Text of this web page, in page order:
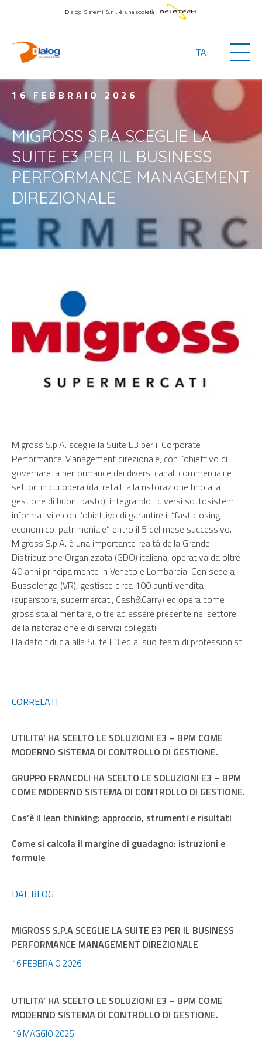
Dialog Sistemi S.r.l. è una società
ITA
16 FEBBRAIO 2026
MIGROSS S.P.A SCEGLIE LA
SUITE E3 PER IL BUSINESS
PERFORMANCE MANAGEMENT
DIREZIONALE
Migross S.p.A. sceglie la Suite E3 per il Corporate
Performance Management direzionale, con l’obiettivo di
governare la performance dei diversi canali commerciali e
settori in cui opera (dal retail alla ristorazione fino alla
gestione di buoni pasto), integrando i diversi sottosistemi
informativi e con l’obiettivo di garantire il “fast closing
economico-patrimoniale” entro il 5 del mese successivo.
Migross S.p.A. è una importante realtà della Grande
Distribuzione Organizzata (GDO) italiana, operativa da oltre
40 anni principalmente in Veneto e Lombardia. Con sede a
Bussolengo (VR), gestisce circa 100 punti vendita
(superstore, supermercati, Cash&Carry) ed opera come
grossista alimentare, oltre ad essere presente nel settore
della ristorazione e di servizi collegati.
Ha dato fiducia alla Suite E3 ed al suo team di professionisti
CORRELATI
UTILITA’ HA SCELTO LE SOLUZIONI E3 – BPM COME
MODERNO SISTEMA DI CONTROLLO DI GESTIONE.
GRUPPO FRANCOLI HA SCELTO LE SOLUZIONI E3 – BPM
COME MODERNO SISTEMA DI CONTROLLO DI GESTIONE.
Cos’è il lean thinking: approccio, strumenti e risultati
Come si calcola il margine di guadagno: istruzioni e
formule
DAL BLOG
MIGROSS S.P.A SCEGLIE LA SUITE E3 PER IL BUSINESS
PERFORMANCE MANAGEMENT DIREZIONALE
16 FEBBRAIO 2026
UTILITA’ HA SCELTO LE SOLUZIONI E3 – BPM COME
MODERNO SISTEMA DI CONTROLLO DI GESTIONE.
19 MAGGIO 2025